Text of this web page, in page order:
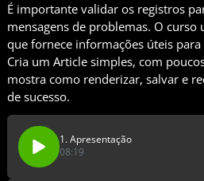
É importante validar os registros
mensagens de problemas. O curso
que fornece informações úteis
Cria um Article simples, com
mostra como renderizar, salvar e
de sucesso.
1. Apresentação
08:19